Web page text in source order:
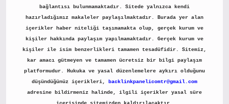
bağlantısı bulunmamaktadır. Sitede yalnızca kendi
hazırladığımız makaleler paylaşılmaktadır. Burada yer alan
içerikler haber niteliği taşımamakta olup, gerçek kurum ve
kişiler hakkında paylaşım yapılmamaktadır. Gerçek kurum ve
kişiler ile isim benzerlikleri tamamen tesadüfidir. Sitemiz,
kar amacı gütmeyen ve tamamen ücretsiz bir bilgi paylaşım
platformudur. Hukuka ve yasal düzenlemelere aykırı olduğunu
düşündüğünüz içerikleri,
backlinkpanelicomtr@gmail.com
adresine bildirmeniz halinde, ilgili içerikler yasal süre